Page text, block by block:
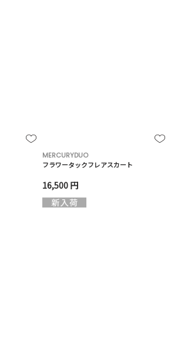
MERCURYDUO
フラワータックフレアスカート
16,500 円